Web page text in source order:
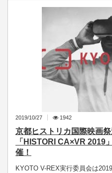
2019/10/27 1942
京都ヒストリカ国際映画
「HISTORI CA×VR 2019
催！
KYOTO V-REX実行委員会は